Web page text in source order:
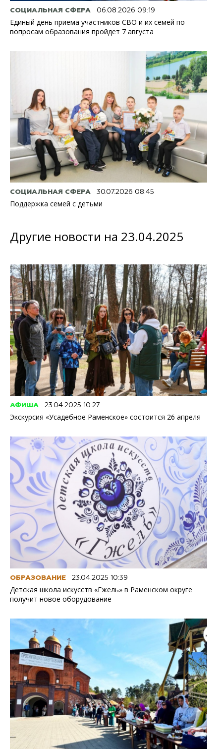
СОЦИАЛЬНАЯ СФЕРА 06.08.2026 09:19
Единый день приема участников СВО и их семей по
вопросам образования пройдет 7 августа
СОЦИАЛЬНАЯ СФЕРА 30.07.2026 08:45
Поддержка семей с детьми
Другие новости на 23.04.2025
АФИША 23.04.2025 10:27
Экскурсия «Усадебное Раменское» состоится 26 апреля
ОБРАЗОВАНИЕ 23.04.2025 10:39
Детская школа искусств «Гжель» в Раменском округе
получит новое оборудование